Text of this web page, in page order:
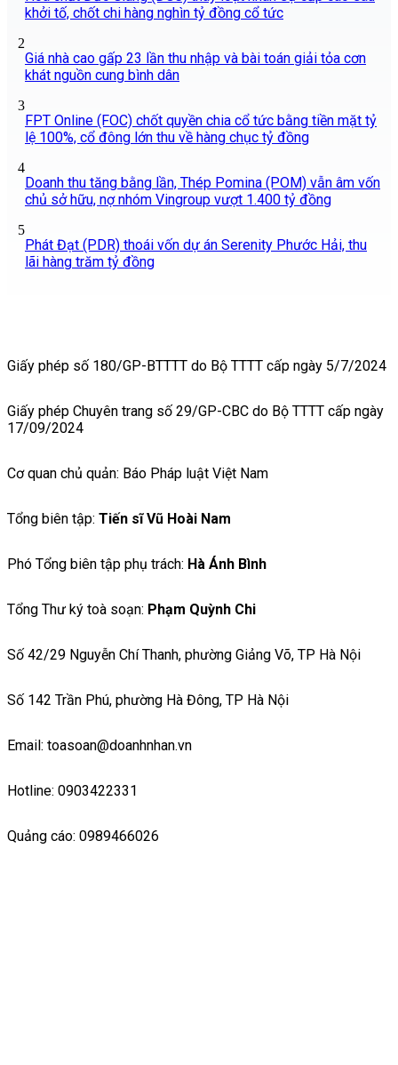
khởi tố, chốt chi hàng nghìn tỷ đồng cổ tức
2
Giá nhà cao gấp 23 lần thu nhập và bài toán giải tỏa cơn
khát nguồn cung bình dân
3
FPT Online (FOC) chốt quyền chia cổ tức bằng tiền mặt tỷ
lệ 100%, cổ đông lớn thu về hàng chục tỷ đồng
4
Doanh thu tăng bằng lần, Thép Pomina (POM) vẫn âm vốn
chủ sở hữu, nợ nhóm Vingroup vượt 1.400 tỷ đồng
5
Phát Đạt (PDR) thoái vốn dự án Serenity Phước Hải, thu
lãi hàng trăm tỷ đồng
Giấy phép số 180/GP-BTTTT do Bộ TTTT cấp ngày 5/7/2024
Giấy phép Chuyên trang số 29/GP-CBC do Bộ TTTT cấp ngày
17/09/2024
Cơ quan chủ quản: Báo Pháp luật Việt Nam
Tổng biên tập: Tiến sĩ Vũ Hoài Nam
Phó Tổng biên tập phụ trách: Hà Ánh Bình
Tổng Thư ký toà soạn: Phạm Quỳnh Chi
Số 42/29 Nguyễn Chí Thanh, phường Giảng Võ, TP Hà Nội
Số 142 Trần Phú, phường Hà Đông, TP Hà Nội
Email: toasoan@doanhnhan.vn
Hotline: 0903422331
Quảng cáo: 0989466026